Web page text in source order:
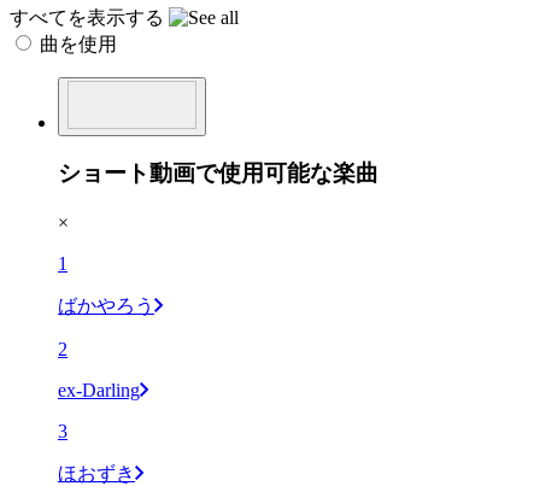
すべてを表示する
曲を使用
ショート動画で使用可能な楽曲
×
1
ばかやろう
2
ex-Darling
3
ほおずき